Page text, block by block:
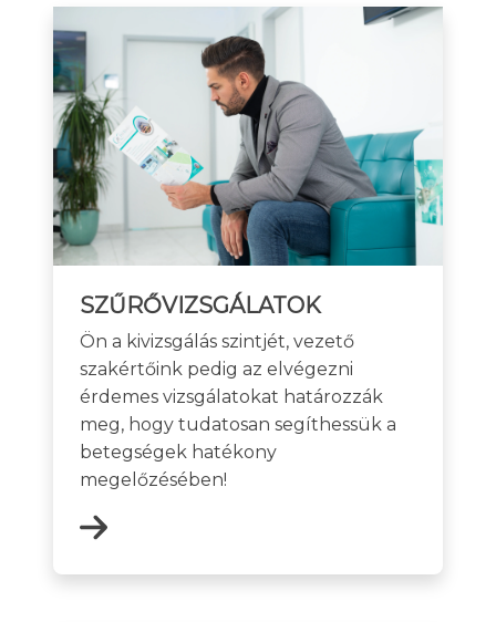
SZŰRŐVIZSGÁLATOK
Ön a kivizsgálás szintjét, vezető
szakértőink pedig az elvégezni
érdemes vizsgálatokat határozzák
meg, hogy tudatosan segíthessük a
betegségek hatékony
megelőzésében!